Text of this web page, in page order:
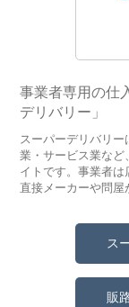
事業者専用の仕
デリバリー」
スーパーデリバリ
業・サービス業など
イトです。事業者
直接メーカーや問屋
ス
販